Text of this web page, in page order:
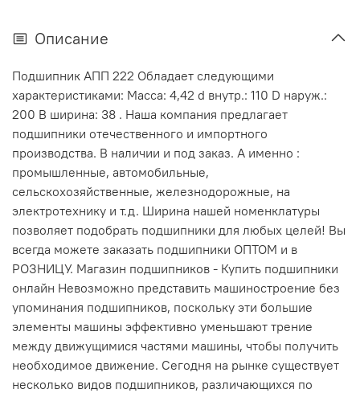
Описание
Подшипник АПП 222 Обладает следующими
характеристиками: Масса: 4,42 d внутр.: 110 D наруж.:
200 В ширина: 38 . Наша компания предлагает
подшипники отечественного и импортного
производства. В наличии и под заказ. А именно :
промышленные, автомобильные,
сельскохозяйственные, железнодорожные, на
электротехнику и т.д. Ширина нашей номенклатуры
позволяет подобрать подшипники для любых целей! Вы
всегда можете заказать подшипники ОПТОМ и в
РОЗНИЦУ. Магазин подшипников - Купить подшипники
онлайн Невозможно представить машиностроение без
упоминания подшипников, поскольку эти большие
элементы машины эффективно уменьшают трение
между движущимися частями машины, чтобы получить
необходимое движение. Сегодня на рынке существует
несколько видов подшипников, различающихся по